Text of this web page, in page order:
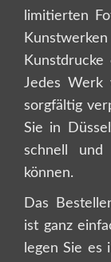
limitierten
Jedes Werk
sorgfältig
Sie in
schnell und
können.
Das
ist ganz
legen Sie es